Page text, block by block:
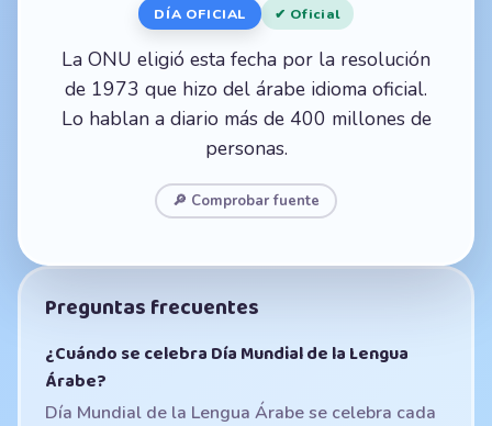
DÍA OFICIAL ✔ Oficial
La ONU eligió esta fecha por la resolución
de 1973 que hizo del árabe idioma oficial.
Lo hablan a diario más de 400 millones de
personas.
🔎 Comprobar fuente
Preguntas frecuentes
¿Cuándo se celebra Día Mundial de la Lengua
Árabe?
Día Mundial de la Lengua Árabe se celebra cada